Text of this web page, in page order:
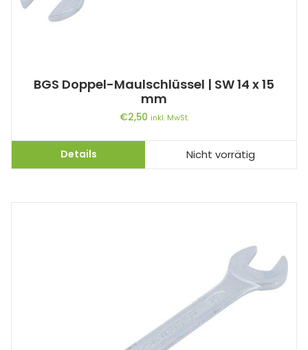
BGS Doppel-Maulschlüssel | SW 14 x 15
mm
€2,50 inkl. MwSt.
Details Nicht vorrätig